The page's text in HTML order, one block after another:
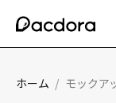
ホーム / モックア